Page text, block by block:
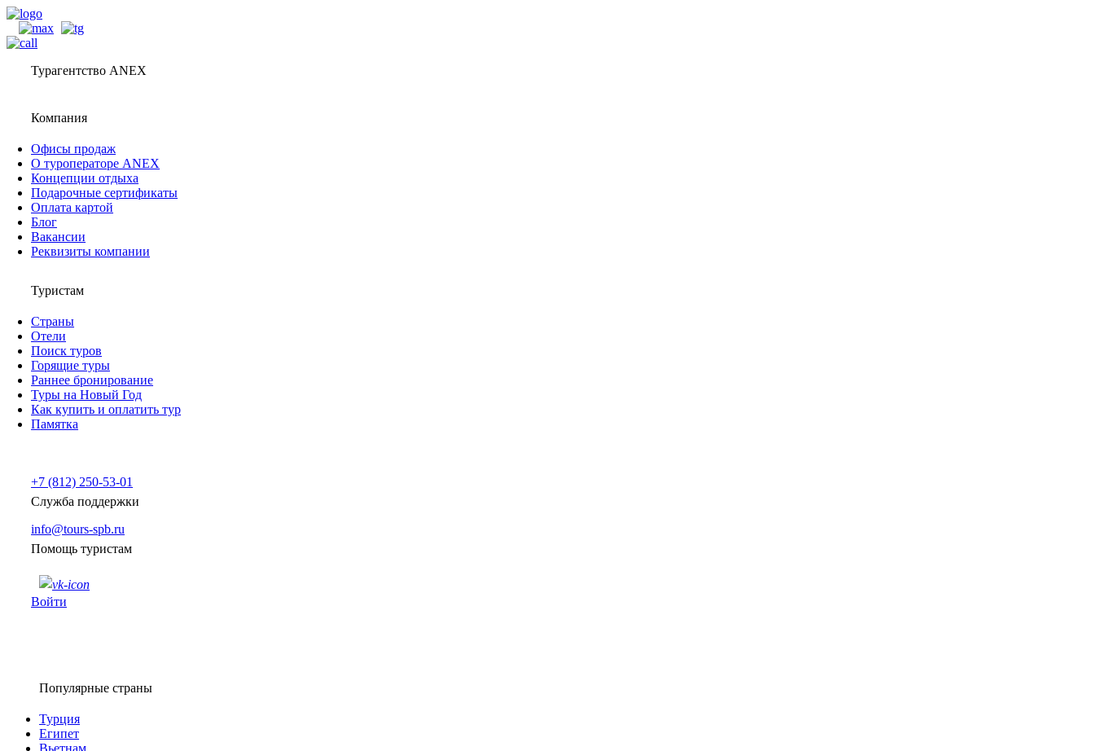
Турагентство ANEX
Компания
Офисы продаж
О туроператоре ANEX
Концепции отдыха
Подарочные сертификаты
Оплата картой
Блог
Вакансии
Реквизиты компании
Туристам
Страны
Отели
Поиск туров
Горящие туры
Раннее бронирование
Туры на Новый Год
Как купить и оплатить тур
Памятка
+7 (812) 250-53-01
Служба поддержки
info@tours-spb.ru
Помощь туристам
Войти
Популярные страны
Турция
Египет
Вьетнам